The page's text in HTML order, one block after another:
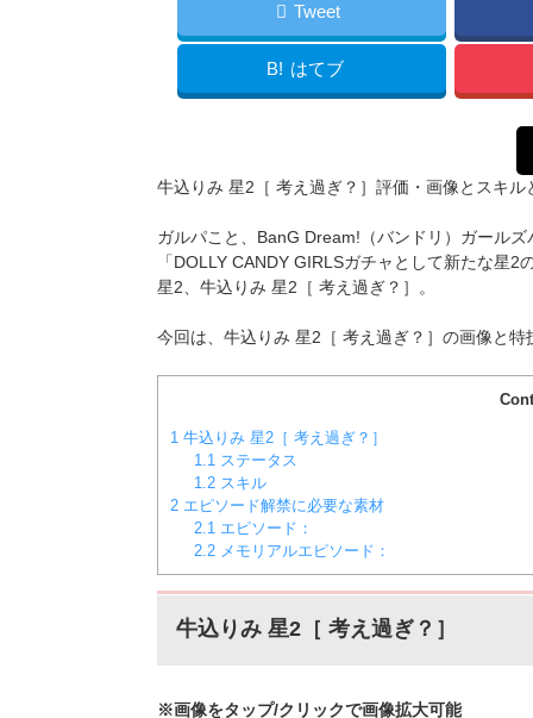
Tweet
B! はてブ
牛込りみ 星2［ 考え過ぎ？］評価・画像とスキル
ガルパこと、BanG Dream!（バンドリ）ガール
「DOLLY CANDY GIRLSガチャとして新たな星
星2、牛込りみ 星2［ 考え過ぎ？］。
今回は、牛込りみ 星2［ 考え過ぎ？］の画像と特
1 牛込りみ 星2［ 考え過ぎ？］
1.1ステータス
1.2スキル
2 エピソード解禁に必要な素材
2.1エピソード：
2.2メモリアルエピソード：
牛込りみ 星2［ 考え過ぎ？］
※画像をタップ/クリックで画像拡大可能